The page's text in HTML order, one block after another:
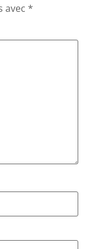
avec *